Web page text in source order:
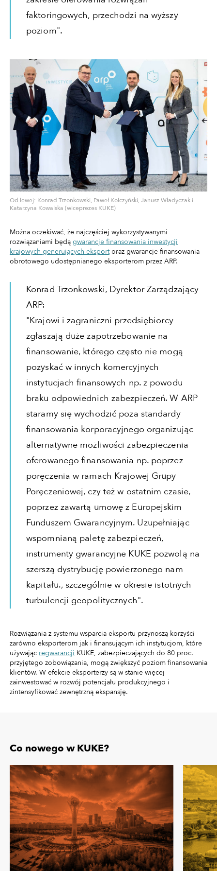
faktoringowych, przechodzi na wyższy
poziom".
Od lewej: Konrad Trzonkowski, Paweł Kolczyński, Janusz Władyczak i
Katarzyna Kowalska (wiceprezes KUKE)
Można oczekiwać, że najczęściej wykorzystywanymi
rozwiązaniami będą gwarancje finansowania inwestycji
krajowych generujących eksportoraz gwarancje finansowania
obrotowego udostępnianego eksporterom przez ARP.
Konrad Trzonkowski, Dyrektor Zarządzający
ARP:
"Krajowi i zagraniczni przedsiębiorcy
zgłaszają duże zapotrzebowanie na
finansowanie, którego często nie mogą
pozyskać w innych komercyjnych
instytucjach finansowych np. z powodu
braku odpowiednich zabezpieczeń. W ARP
staramy się wychodzić poza standardy
finansowania korporacyjnego organizując
alternatywne możliwości zabezpieczenia
oferowanego finansowania np. poprzez
poręczenia w ramach Krajowej Grupy
Poręczeniowej, czy też w ostatnim czasie,
poprzez zawartą umowę z Europejskim
Funduszem Gwarancyjnym. Uzupełniając
wspomnianą paletę zabezpieczeń,
instrumenty gwarancyjne KUKE pozwolą na
szerszą dystrybucję powierzonego nam
kapitału., szczególnie w okresie istotnych
turbulencji geopolitycznych".
Rozwiązania z systemu wsparcia eksportu przynoszą korzyści
zarówno eksporterom jak i finansującym ich instytucjom, które
używając regwarancji KUKE, zabezpieczających do 80 proc.
przyjętego zobowiązania, mogą zwiększyć poziom finansowania
klientów. W efekcie eksporterzy są w stanie więcej
zainwestować w rozwój potencjału produkcyjnego i
zintensyfikować zewnętrzną ekspansję.
Co nowego w KUKE?